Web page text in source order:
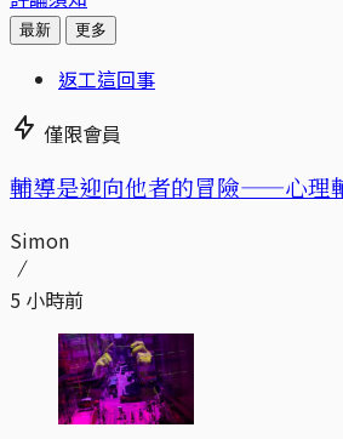
最新 更多
返工這回事
僅限會員
輔導是迎向他者的冒險——心理
Simon
5 小時前